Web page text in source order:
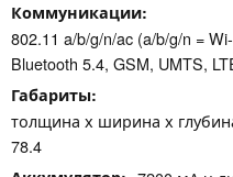
Коммуникации
802.11 a/b/g/n/ac (a/b/g/n =
Bluetooth 5.4, GSM, UMTS,
Габариты
толщина х ширина х
78.4